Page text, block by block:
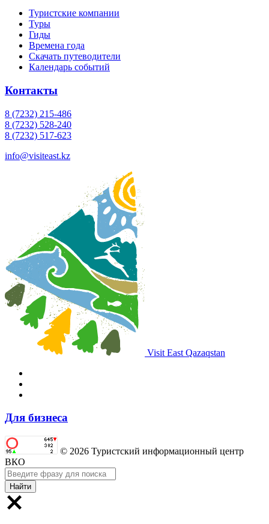
Туристские компании
Туры
Гиды
Времена года
Скачать путеводители
Календарь событий
Контакты
8 (7232) 215-486
8 (7232) 528-240
8 (7232) 517-623
info@visiteast.kz
Visit East Qazaqstan
Для бизнеса
© 2026 Туристский информационный центр
ВКО
Найти